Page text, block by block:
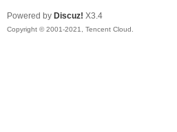
Powered by Discuz! X3.4
Copyright © 2001-2021, Tencent Cloud.